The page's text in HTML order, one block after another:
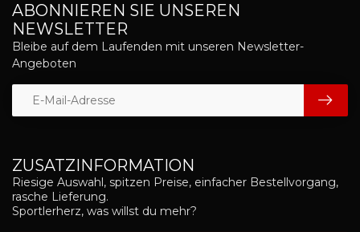
ZUSATZINFORMATION
Riesige Auswahl, spitzen Preise, einfacher Bestellvorgang,
rasche Lieferung.
Sportlerherz, was willst du mehr?
ABONNIEREN SIE UNSEREN
NEWSLETTER
Bleibe auf dem Laufenden mit unseren Newsletter-
Angeboten